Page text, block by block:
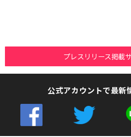
プレスリリース掲載
公式アカウントで最新